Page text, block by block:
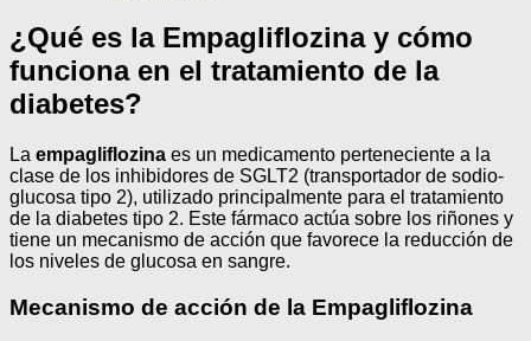
¿Qué es la Empagliflozina y cómo
funciona en el tratamiento de la
diabetes?
La empagliflozina es un medicamento perteneciente a la
clase de los inhibidores de SGLT2 (transportador de sodio-
glucosa tipo 2), utilizado principalmente para el tratamiento
de la diabetes tipo 2. Este fármaco actúa sobre los riñones y
tiene un mecanismo de acción que favorece la reducción de
los niveles de glucosa en sangre.
Mecanismo de acción de la Empagliflozina